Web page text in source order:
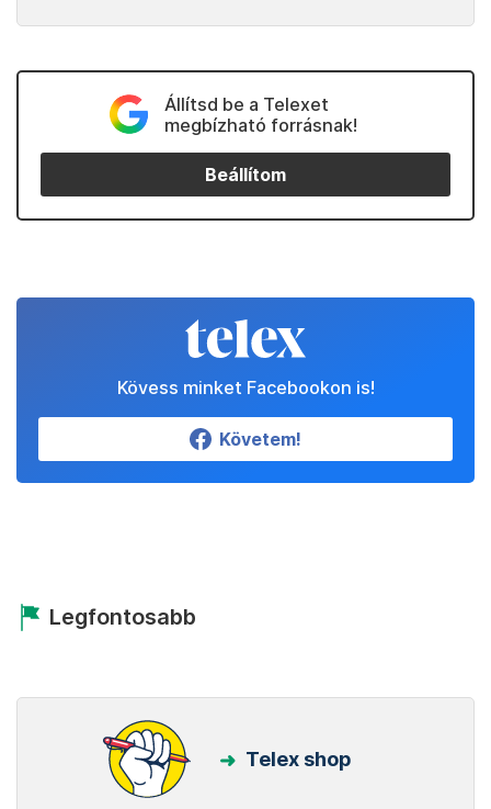
Állítsd be a Telexet
megbízható forrásnak!
Beállítom
Kövess minket Facebookon is!
Követem!
Legfontosabb
Telex shop